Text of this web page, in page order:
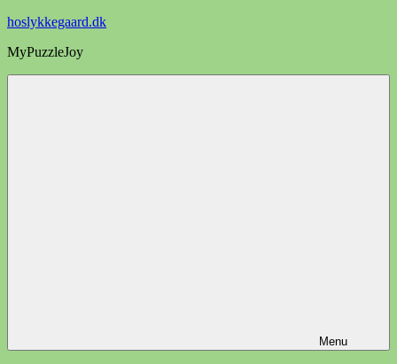
Videre
indhold
hoslykkegaard.dk
MyPuzzleJoy
Menu